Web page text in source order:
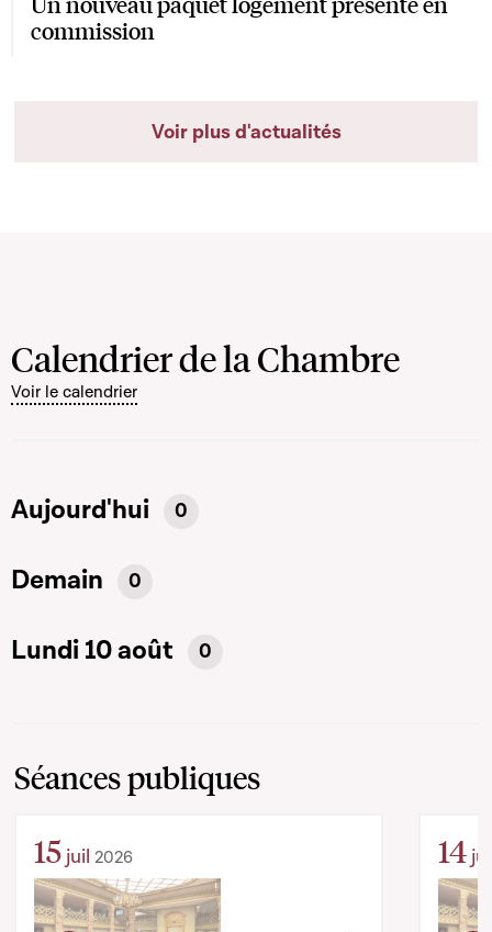
commission
Voir plus d'actualités
Calendrier de la Chambre
Voir le calendrier
Aujourd'hui 0
Demain 0
Lundi 10 août 0
Séances publiques
15 juil 2026 14